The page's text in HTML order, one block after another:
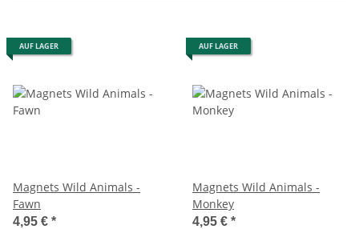
AUF LAGER
Magnets Wild Animals -
Fawn
4,95 € *
AUF LAGER
Magnets Wild Animals -
Monkey
4,95 € *